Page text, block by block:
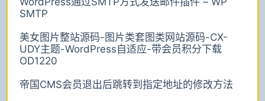
SMTP
美女图片整站源码-图片类套图类网站源码-CX-
UDY主题-WordPress自适应-带会员积分下载
OD1220
帝国CMS会员退出后跳转到指定地址的修改方法